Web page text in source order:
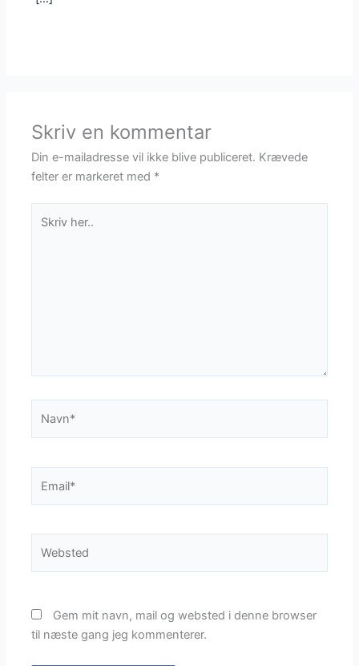
Skriv en kommentar
Din e-mailadresse vil ikke blive publiceret. Krævede
felter er markeret med *
Gem mit navn, mail og websted i denne browser
til næste gang jeg kommenterer.